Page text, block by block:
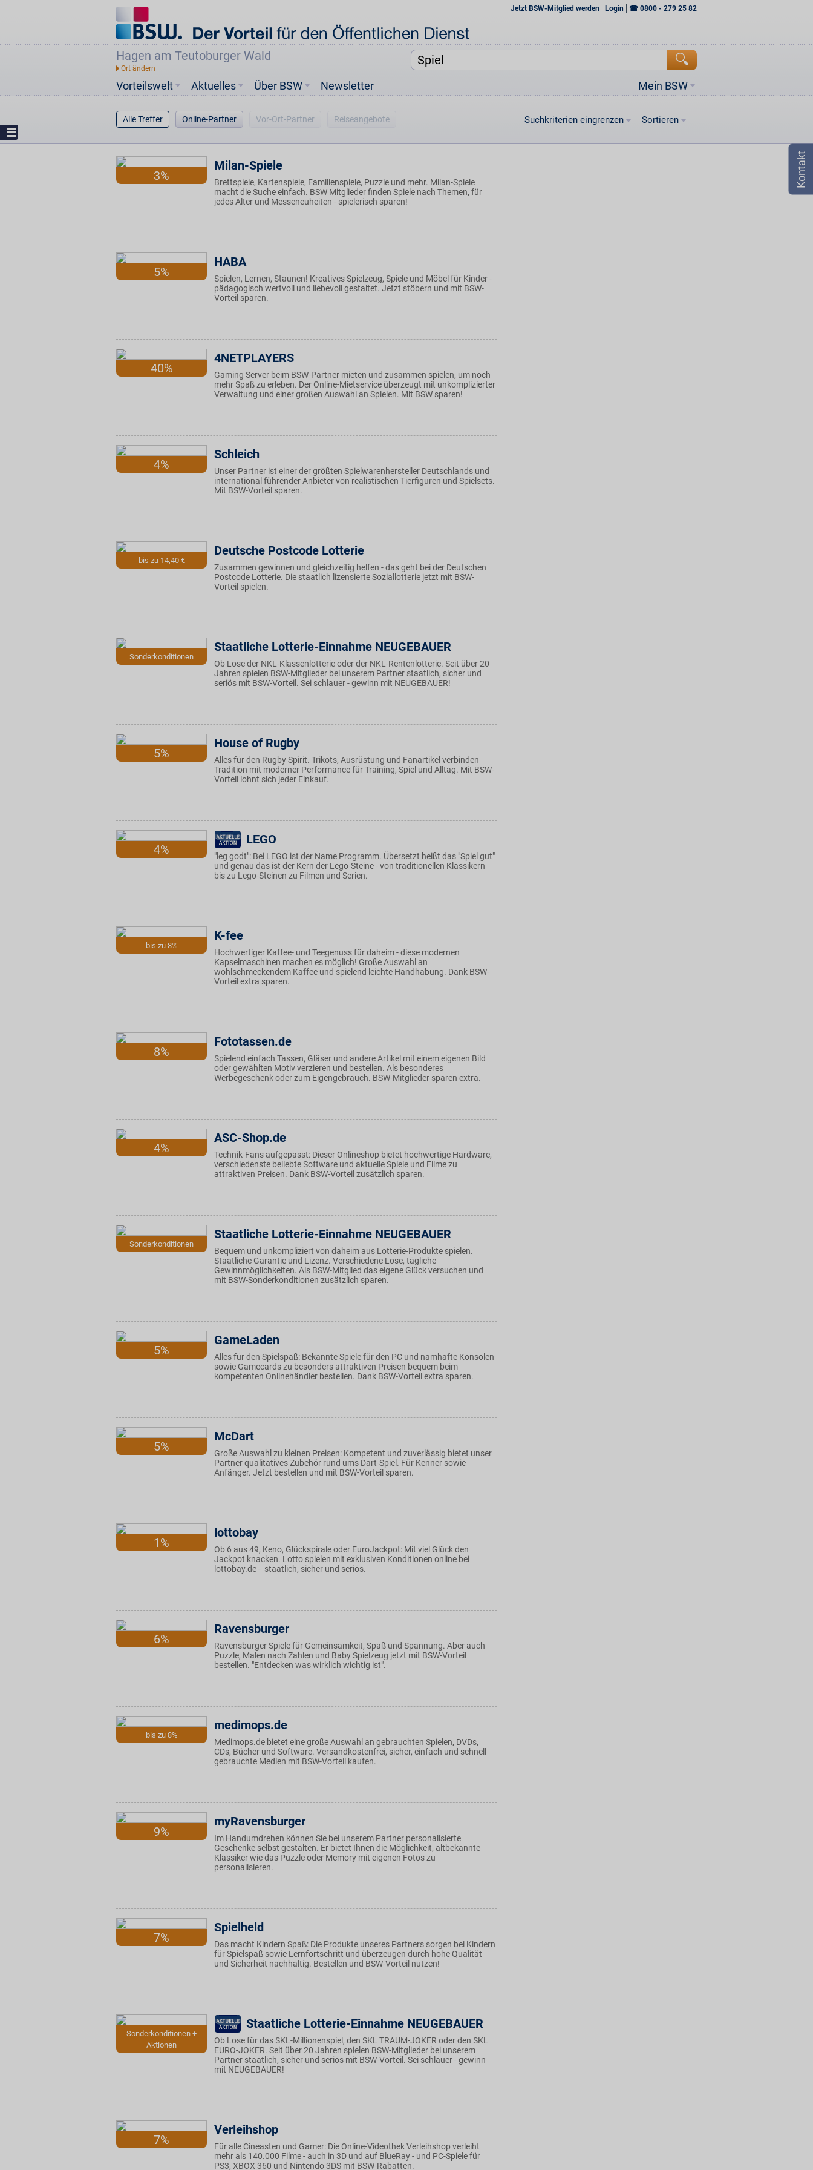
Jetzt BSW-Mitglied werden Login ☎ 0800 - 279 25 82
Hagen am Teutoburger Wald
Vorteilswelt Mein BSW
Aktuelles Über BSW Newsletter
Alle Treffer Online-Partner Vor-Ort-Partner Reiseangebote Suchkriterien eingrenzen Sortieren
3%
Milan-Spiele
Brettspiele, Kartenspiele, Familienspiele, Puzzle und mehr. Milan-Spiele
macht die Suche einfach. BSW Mitglieder finden Spiele nach Themen, für
jedes Alter und Messeneuheiten - spielerisch sparen!
5%
HABA
Spielen, Lernen, Staunen! Kreatives Spielzeug, Spiele und Möbel für Kinder -
pädagogisch wertvoll und liebevoll gestaltet. Jetzt stöbern und mit BSW-
Vorteil sparen.
40%
4NETPLAYERS
Gaming Server beim BSW-Partner mieten und zusammen spielen, um noch
mehr Spaß zu erleben. Der Online-Mietservice überzeugt mit unkomplizierter
Verwaltung und einer großen Auswahl an Spielen. Mit BSW sparen!
4%
Schleich
Unser Partner ist einer der größten Spielwarenhersteller Deutschlands und
international führender Anbieter von realistischen Tierfiguren und Spielsets.
Mit BSW-Vorteil sparen.
bis zu 14,40 €
Deutsche Postcode Lotterie
Zusammen gewinnen und gleichzeitig helfen - das geht bei der Deutschen
Postcode Lotterie. Die staatlich lizensierte Soziallotterie jetzt mit BSW-
Vorteil spielen.
Sonderkonditionen
Staatliche Lotterie-Einnahme NEUGEBAUER
Ob Lose der NKL-Klassenlotterie oder der NKL-Rentenlotterie. Seit über 20
Jahren spielen BSW-Mitglieder bei unserem Partner staatlich, sicher und
seriös mit BSW-Vorteil. Sei schlauer - gewinn mit NEUGEBAUER!
5%
House of Rugby
Alles für den Rugby Spirit. Trikots, Ausrüstung und Fanartikel verbinden
Tradition mit moderner Performance für Training, Spiel und Alltag. Mit BSW-
Vorteil lohnt sich jeder Einkauf.
4%
LEGO
"leg godt": Bei LEGO ist der Name Programm. Übersetzt heißt das "Spiel gut"
und genau das ist der Kern der Lego-Steine - von traditionellen Klassikern
bis zu Lego-Steinen zu Filmen und Serien.
bis zu 8%
K-fee
Hochwertiger Kaffee- und Teegenuss für daheim - diese modernen
Kapselmaschinen machen es möglich! Große Auswahl an
wohlschmeckendem Kaffee und spielend leichte Handhabung. Dank BSW-
Vorteil extra sparen.
8%
Fototassen.de
Spielend einfach Tassen, Gläser und andere Artikel mit einem eigenen Bild
oder gewählten Motiv verzieren und bestellen. Als besonderes
Werbegeschenk oder zum Eigengebrauch. BSW-Mitglieder sparen extra.
4%
ASC-Shop.de
Technik-Fans aufgepasst: Dieser Onlineshop bietet hochwertige Hardware,
verschiedenste beliebte Software und aktuelle Spiele und Filme zu
attraktiven Preisen. Dank BSW-Vorteil zusätzlich sparen.
Sonderkonditionen
Staatliche Lotterie-Einnahme NEUGEBAUER
Bequem und unkompliziert von daheim aus Lotterie-Produkte spielen.
Staatliche Garantie und Lizenz. Verschiedene Lose, tägliche
Gewinnmöglichkeiten. Als BSW-Mitglied das eigene Glück versuchen und
mit BSW-Sonderkonditionen zusätzlich sparen.
5%
GameLaden
Alles für den Spielspaß: Bekannte Spiele für den PC und namhafte Konsolen
sowie Gamecards zu besonders attraktiven Preisen bequem beim
kompetenten Onlinehändler bestellen. Dank BSW-Vorteil extra sparen.
5%
McDart
Große Auswahl zu kleinen Preisen: Kompetent und zuverlässig bietet unser
Partner qualitatives Zubehör rund ums Dart-Spiel. Für Kenner sowie
Anfänger. Jetzt bestellen und mit BSW-Vorteil sparen.
1%
lottobay
Ob 6 aus 49, Keno, Glückspirale oder EuroJackpot: Mit viel Glück den
Jackpot knacken. Lotto spielen mit exklusiven Konditionen online bei
lottobay.de - staatlich, sicher und seriös.
6%
Ravensburger
Ravensburger Spiele für Gemeinsamkeit, Spaß und Spannung. Aber auch
Puzzle, Malen nach Zahlen und Baby Spielzeug jetzt mit BSW-Vorteil
bestellen. "Entdecken was wirklich wichtig ist".
bis zu 8%
medimops.de
Medimops.de bietet eine große Auswahl an gebrauchten Spielen, DVDs,
CDs, Bücher und Software. Versandkostenfrei, sicher, einfach und schnell
gebrauchte Medien mit BSW-Vorteil kaufen.
9%
myRavensburger
Im Handumdrehen können Sie bei unserem Partner personalisierte
Geschenke selbst gestalten. Er bietet Ihnen die Möglichkeit, altbekannte
Klassiker wie das Puzzle oder Memory mit eigenen Fotos zu
personalisieren.
7%
Spielheld
Das macht Kindern Spaß: Die Produkte unseres Partners sorgen bei Kindern
für Spielspaß sowie Lernfortschritt und überzeugen durch hohe Qualität
und Sicherheit nachhaltig. Bestellen und BSW-Vorteil nutzen!
Sonderkonditionen +
Aktionen
Staatliche Lotterie-Einnahme NEUGEBAUER
Ob Lose für das SKL-Millionenspiel, den SKL TRAUM-JOKER oder den SKL
EURO-JOKER. Seit über 20 Jahren spielen BSW-Mitglieder bei unserem
Partner staatlich, sicher und seriös mit BSW-Vorteil. Sei schlauer - gewinn
mit NEUGEBAUER!
7%
Verleihshop
Für alle Cineasten und Gamer: Die Online-Videothek Verleihshop verleiht
mehr als 140.000 Filme - auch in 3D und auf BlueRay - und PC-Spiele für
PS3, XBOX 360 und Nintendo 3DS mit BSW-Rabatten.